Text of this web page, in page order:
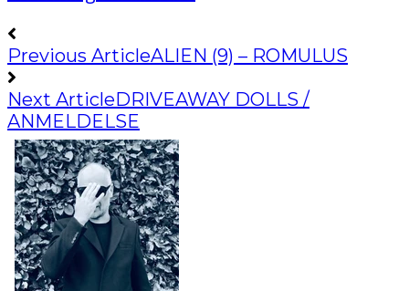
Previous ArticleALIEN (9) – ROMULUS
Next ArticleDRIVEAWAY DOLLS /
ANMELDELSE